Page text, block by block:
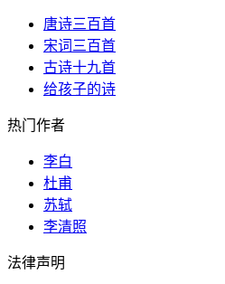
唐诗三百首
宋词三百首
古诗十九首
给孩子的诗
热门作者
李白
杜甫
苏轼
李清照
法律声明